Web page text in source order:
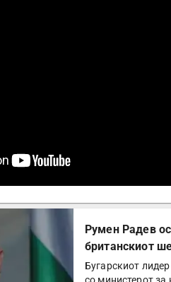
Румен Радев
британскиот
Бугарскиот